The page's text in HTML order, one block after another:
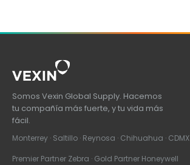
Somos Vexin Global Supply. Hacemos
tu compañía más fuerte, y tu vida más
fácil.
Monterrey · Saltillo · Reynosa · Chihuahua · CDMX
Premier Partner Zebra · Gold Partner Honeywell